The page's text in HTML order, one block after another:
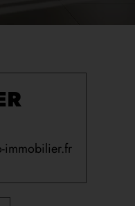
immobilier.fr